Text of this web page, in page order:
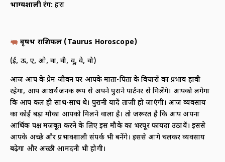
भाग्यशाली रंग: हरा
वृषभ राशिफल (Taurus Horoscope)
(ई, ऊ, ए, ओ, वा, वी, वू, वे, वो)
आज आप के प्रेम जीवन पर आपके माता-पिता के विचारों का प्रभाव हावी
रहेगा, आप आश्चर्यजनक रूप से अपने पुराने पार्टनर से मिलेंगे। आपको लगेगा
कि आप कल ही साथ-साथ थे। पुरानी यादें ताजी हो जाएंगी। आज व्यवसाय
का कोई बड़ा मौका आपको मिलने वाला है। तो जरूरत है कि आप अपना
आर्थिक पक्ष मजबूत करने के लिए इस मौके का भरपूर फायदा उठायें। इससे
आपके अच्छे और प्रभावशाली संपर्क भी बनेंगे। इससे आगे चलकर व्यवसाय
बढ़ेगा और अच्छी आमदनी भी होगी।